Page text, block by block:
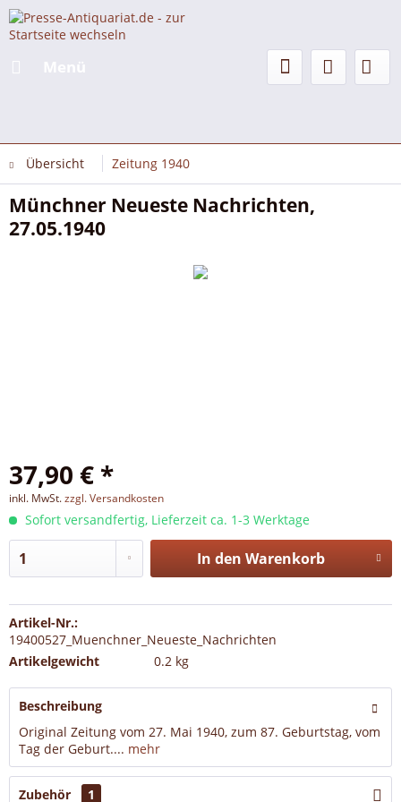
Übersicht Zeitung 1940
Münchner Neueste Nachrichten,
27.05.1940
37,90 € *
inkl. MwSt.zzgl. Versandkosten
Sofort versandfertig, Lieferzeit ca. 1-3 Werktage
In den Warenkorb
Artikel-Nr.:
19400527_Muenchner_Neueste_Nachrichten
Artikelgewicht
0.2 kg
Beschreibung
Original Zeitung vom 27. Mai 1940, zum 87. Geburtstag, vom
Tag der Geburt.... mehr
Zubehör 1